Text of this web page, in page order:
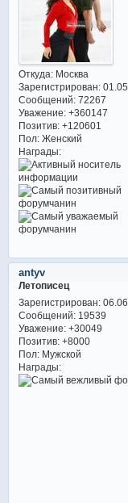
Откуда:Москва
Зарегистрирован:
Сообщений:72267
Уважение: +360147
Позитив: +120601
Пол:Женский
Награды:
antyv
Летописец
Зарегистрирован:
Сообщений:19539
Уважение: +30049
Позитив: +8000
Пол:Мужской
Награды: